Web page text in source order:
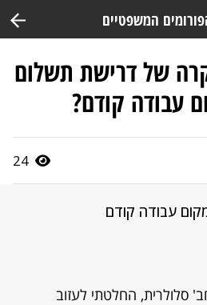
המשפטיים
של דרישת תשלום
עבודה קודם?
24
עבודה קודם
סלולרית, החלטתי לעזוב